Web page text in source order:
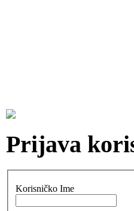
Prijava
Korisničko Ime